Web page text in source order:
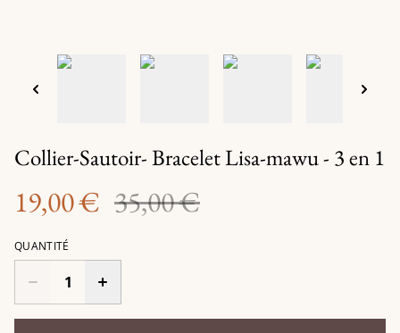
Collier-Sautoir- Bracelet Lisa-mawu - 3 en 1
19,00 € 35,00 €
QUANTITÉ